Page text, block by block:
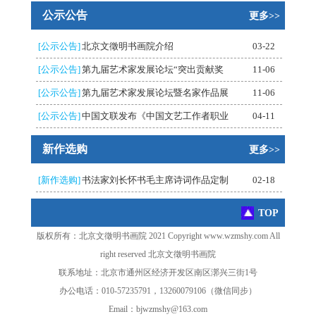
公示公告 更多>>
[公示公告] 北京文徵明书画院介绍 03-22
[公示公告] 第九届艺术家发展论坛“突出贡献奖 11-06
[公示公告] 第九届艺术家发展论坛暨名家作品展 11-06
[公示公告] 中国文联发布《中国文艺工作者职业 04-11
新作选购 更多>>
[新作选购]书法家刘长怀书毛主席诗词作品定制 02-18
TOP
版权所有：北京文徵明书画院 2021 Copyright www.wzmshy.com All
right reserved 北京文徵明书画院
联系地址：北京市通州区经济开发区南区漷兴三街1号
办公电话：010-57235791，13260079106（微信同步）
Email：bjwzmshy@163.com